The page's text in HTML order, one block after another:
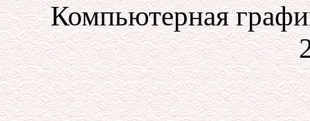
Компьютерная